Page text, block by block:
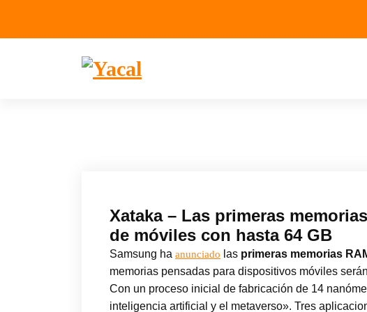
Xataka – Las primeras
de móviles con hasta 64 GB
Samsung ha anunciado las primeras memorias
memorias pensadas para dispositivos móviles
Con un proceso inicial de fabricación de 14
inteligencia artificial y el metaverso». Tres